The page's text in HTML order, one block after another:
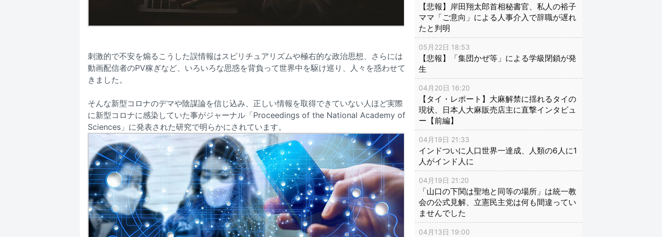
刺激的で不安を煽るこうした誤情報はスピリチュアリズムや極右的な政治思想、さらには
動画配信者のPV稼ぎなど、いろいろな思惑を背負って世界中を駆け巡り、人々を惑わせて
きました。
そんな新型コロナのデマや陰謀論を信じ込み、正しい情報を取得できていない人ほど実際
に新型コロナに感染していた事がジャーナル「Proceedings of the National Academy of
Sciences」に発表された研究で明らかにされています。
【悲報】岸田翔太郎首相秘書官、私人の裕子
ママ「ご意向」による人事介入で辞職が遅れ
たと判明
05月22日 18:53
【悲報】「集団かぜ等」による学級閉鎖が発
生
04月20日 16:20
【タイ・レポート】大麻解禁に揺れるタイの
現状、日本人大麻販売店主に直撃インタビュ
ー【前編】
04月19日 21:33
インドついに人口世界一達成、人類の6人に1
人がインド人に
04月19日 21:20
「山口の下関は聖地と同等の場所」は統一教
会の公式見解、立憲民主党は何も間違ってい
ませんでした
04月13日 19:00